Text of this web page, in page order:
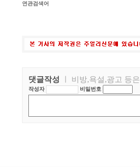
연관검색어
댓글작성 ㅣ 비방,욕설,광고 등
작성자 비밀번호